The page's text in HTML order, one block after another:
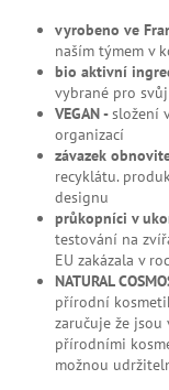
vyrobeno ve
naším týmem v
bio aktivní
vybrané pro
VEGAN -složení
organizací
závazek
recyklátu.
designu
průkopníci v
testování na
EU zakázala v
NATURAL
přírodní
zaručuje že
přírodními
možnou